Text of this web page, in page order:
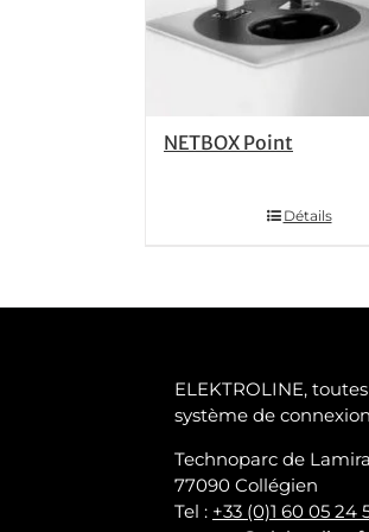
NETBOX Point
Détails
ELEKTROLINE,
système de
Technoparc de
77090 Collégien
Tel : +33 (0)1 60 05 24